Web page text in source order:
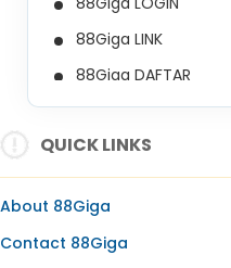
88Giga LINK
88Giga DAFTAR
SLOT ONLINE
SLOT GACOR
SLOT GACOR HARI INI
SLOT OLYMPUS
BANDAR SLOT
QUICK LINKS
About 88Giga
Contact 88Giga